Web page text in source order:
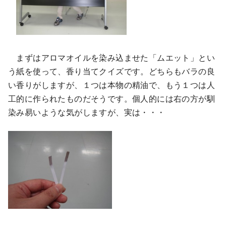
まずはアロマオイルを染み込ませた「ムエット」とい
う紙を使って、香り当てクイズです。どちらもバラの良
い香りがしますが、１つは本物の精油で、もう１つは人
工的に作られたものだそうです。個人的には右の方が馴
染み易いような気がしますが、実は・・・